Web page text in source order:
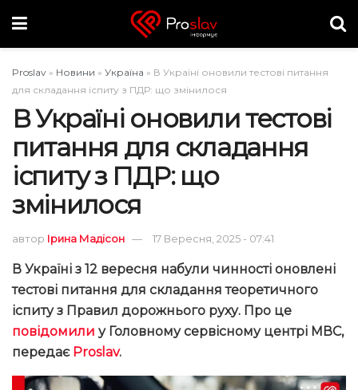
Proslav » Новини » Україна » В Україні оновили тестові питання
для складання іспиту з ПДР: що змінилося
В Україні оновили тестові
питання для складання
іспиту з ПДР: що
змінилося
автор Ірина Мадісон 17 Вересня, 2025 - 07:41
В Україні з 12 вересня набули чинності оновлені
тестові питання для складання теоретичного
іспиту з Правил дорожнього руху. Про це
повідомили у Головному сервісному центрі МВС,
передає Proslav.